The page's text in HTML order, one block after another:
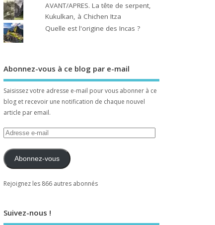
AVANT/APRES. La tête de serpent,
Kukulkan, à Chichen Itza
Quelle est l'origine des Incas ?
Abonnez-vous à ce blog par e-mail
Saisissez votre adresse e-mail pour vous abonner à ce
blog et recevoir une notification de chaque nouvel
article par email.
Abonnez-vous
Rejoignez les 866 autres abonnés
Suivez-nous !